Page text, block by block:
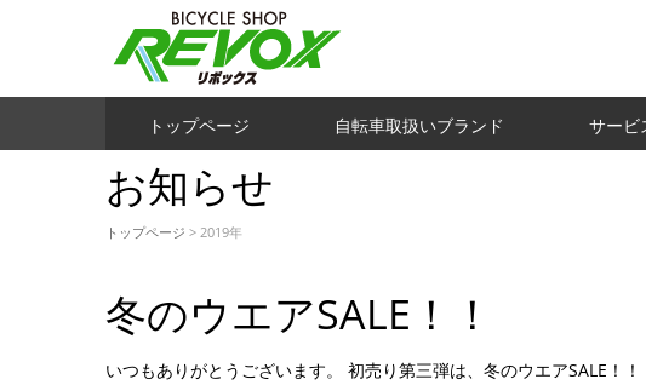
トップページ 自転車取扱いブランド サービ
お知らせ
トップページ > 2019年
冬のウエアSALE！！
いつもありがとうございます。 初売り第三弾は、冬のウエアSALE！